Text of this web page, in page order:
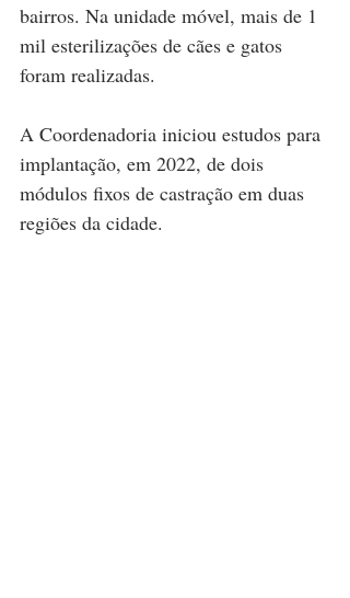
bairros. Na unidade móvel, mais de 1
mil esterilizações de cães e gatos
foram realizadas.
A Coordenadoria iniciou estudos para
implantação, em 2022, de dois
módulos fixos de castração em duas
regiões da cidade.